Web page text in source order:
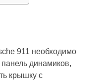
911 необходимо
динамиков,
крышку с